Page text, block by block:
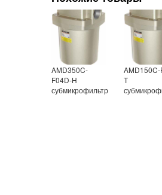
AMD350C-
F04D-H
субмикрофильтр
AMD150C-
Т